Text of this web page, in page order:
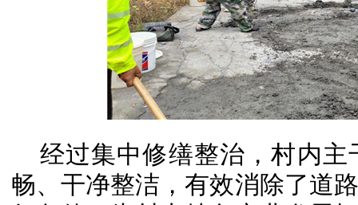
经过集中修缮整治，村内
畅、干净整洁，有效消除了道